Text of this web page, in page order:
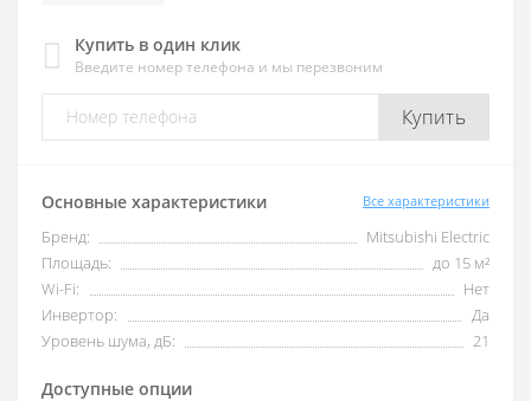
Купить в один клик
Введите номер телефона и мы перезвоним
Купить
Основные характеристики Все характеристики
Бренд:
Mitsubishi Electric
Площадь:
до 15 м²
Wi-Fi:
Нет
Инвертор:
Да
Уровень шума, дБ:
21
Доступные опции